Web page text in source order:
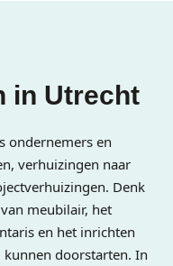
in Utrecht
ondernemers en
verhuizingen naar
Denk
meubilair, het
en het inrichten
doorstarten. In